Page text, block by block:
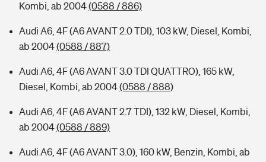
Kombi, ab 2004(0588 / 886)
Audi A6, 4F (A6 AVANT 2.0 TDI), 103 kW, Diesel, Kombi,
ab 2004(0588 / 887)
Audi A6, 4F (A6 AVANT 3.0 TDI QUATTRO), 165 kW,
Diesel, Kombi, ab 2004(0588 / 888)
Audi A6, 4F (A6 AVANT 2.7 TDI), 132 kW, Diesel, Kombi,
ab 2004(0588 / 889)
Audi A6, 4F (A6 AVANT 3.0), 160 kW, Benzin, Kombi, ab